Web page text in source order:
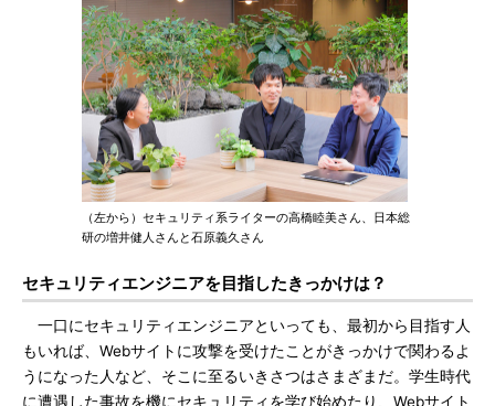
（左から）セキュリティ系ライターの高橋睦美さん、日本総
研の増井健人さんと石原義久さん
セキュリティエンジニアを目指したきっかけは？
一口にセキュリティエンジニアといっても、最初から目指す人
もいれば、Webサイトに攻撃を受けたことがきっかけで関わるよ
うになった人など、そこに至るいきさつはさまざまだ。学生時代
に遭遇した事故を機にセキュリティを学び始めたり、Webサイト